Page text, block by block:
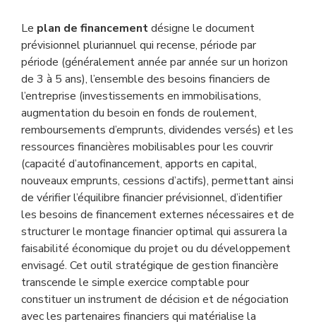
Le plan de financementdésigne le document
prévisionnel pluriannuel qui recense, période par
période (généralement année par année sur un horizon
de 3 à 5 ans), l’ensemble des besoins financiers de
l’entreprise (investissements en immobilisations,
augmentation du besoin en fonds de roulement,
remboursements d’emprunts, dividendes versés) et les
ressources financières mobilisables pour les couvrir
(capacité d’autofinancement, apports en capital,
nouveaux emprunts, cessions d’actifs), permettant ainsi
de vérifier l’équilibre financier prévisionnel, d’identifier
les besoins de financement externes nécessaires et de
structurer le montage financier optimal qui assurera la
faisabilité économique du projet ou du développement
envisagé. Cet outil stratégique de gestion financière
transcende le simple exercice comptable pour
constituer un instrument de décision et de négociation
avec les partenaires financiers qui matérialise la